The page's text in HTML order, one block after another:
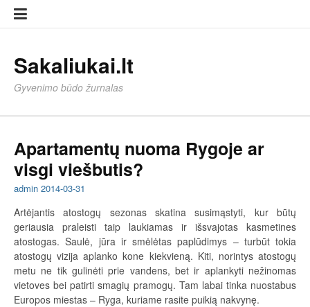
prie
Page
Page
Sakaliukai.lt
Gyvenimo būdo žurnalas
Apartamentų nuoma Rygoje ar
visgi viešbutis?
admin 2014-03-31
Artėjantis atostogų sezonas skatina susimąstyti, kur būtų
geriausia praleisti taip laukiamas ir išsvajotas kasmetines
atostogas. Saulė, jūra ir smėlėtas paplūdimys – turbūt tokia
atostogų vizija aplanko kone kiekvieną. Kiti, norintys atostogų
metu ne tik gulinėti prie vandens, bet ir aplankyti nežinomas
vietoves bei patirti smagių pramogų. Tam labai tinka nuostabus
Europos miestas – Ryga, kuriame rasite puikią nakvynę.